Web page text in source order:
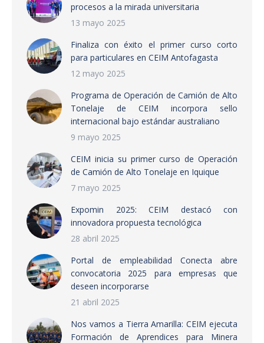
procesos a la mirada universitaria
13 mayo 2025
Finaliza con éxito el primer curso corto
para particulares en CEIM Antofagasta
12 mayo 2025
Programa de Operación de Camión de Alto
Tonelaje de CEIM incorpora sello
internacional bajo estándar australiano
9 mayo 2025
CEIM inicia su primer curso de Operación
de Camión de Alto Tonelaje en Iquique
7 mayo 2025
Expomin 2025: CEIM destacó con
innovadora propuesta tecnológica
28 abril 2025
Portal de empleabilidad Conecta abre
convocatoria 2025 para empresas que
deseen incorporarse
21 abril 2025
Nos vamos a Tierra Amarilla: CEIM ejecuta
Formación de Aprendices para Minera